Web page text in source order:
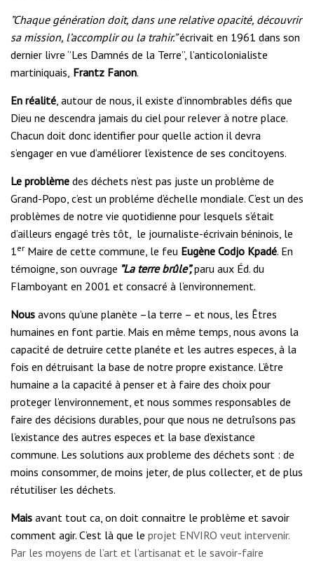
”Chaque génération doit, dans une relative opacité, découvrir
sa mission, l’accomplir ou la trahir.”écrivait en 1961 dans son
dernier livre ‘’Les Damnés de la Terre’’, l’anticolonialiste
martiniquais, Frantz Fanon.
En réalité, autour de nous, il existe d’innombrables défis que
Dieu ne descendra jamais du ciel pour relever à notre place.
Chacun doit donc identifier pour quelle action il devra
s’engager en vue d’améliorer l’existence de ses concitoyens.
Le problème des déchets n’est pas juste un problème de
Grand-Popo, c’est un probléme d’échelle mondiale. C’est un des
problèmes de notre vie quotidienne pour lesquels s’était
d’ailleurs engagé très tôt, le journaliste-écrivain béninois, le
1er Maire de cette commune, le feu Eugène Codjo Kpadé. En
témoigne, son ouvrage ”La terre brûle”,paru aux Éd. du
Flamboyant en 2001 et consacré à l’environnement.
Nous avons qu’une planète –la terre – et nous, les Êtres
humaines en font partie. Mais en même temps, nous avons la
capacité de detruire cette planéte et les autres especes, à la
fois en détruisant la base de notre propre existance. L’être
humaine a la capacité à penser et à faire des choix pour
proteger l’environnement, et nous sommes responsables de
faire des décisions durables, pour que nous ne detruîsons pas
l’existance des autres especes et la base d’existance
commune. Les solutions aux probleme des déchets sont : de
moins consommer, de moins jeter, de plus collecter, et de plus
rétutiliser les déchets.
Mais avant tout ca, on doit connaitre le problème et savoir
comment agir. C’est là que le projet ENVIRO veut intervenir.
Par les moyens de l’art et l’artisanat et le savoir-faire